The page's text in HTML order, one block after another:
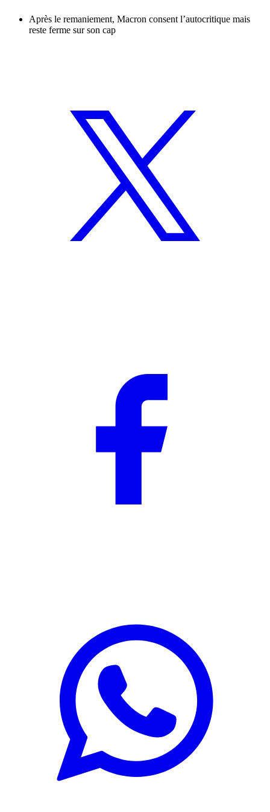
Après le remaniement, Macron consent l’autocritique mais
reste ferme sur son cap